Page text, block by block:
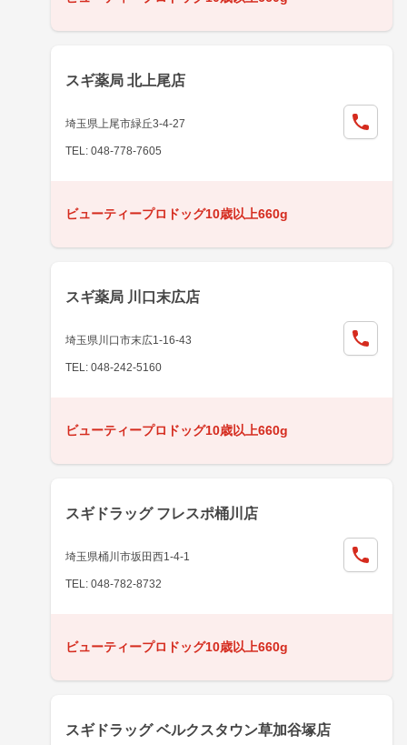
スギ薬局 北上尾店
埼玉県上尾市緑丘3-4-27
TEL: 048-778-7605
ビューティープロドッグ10歳以上660g
スギ薬局 川口末広店
埼玉県川口市末広1-16-43
TEL: 048-242-5160
ビューティープロドッグ10歳以上660g
スギドラッグ フレスポ桶川店
埼玉県桶川市坂田西1-4-1
TEL: 048-782-8732
ビューティープロドッグ10歳以上660g
スギドラッグ ベルクスタウン草加谷塚店